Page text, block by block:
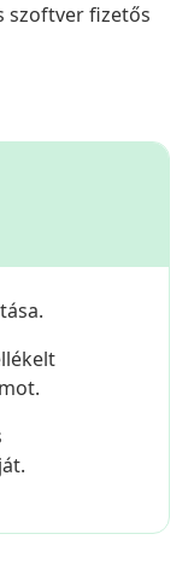
szoftver fizetős